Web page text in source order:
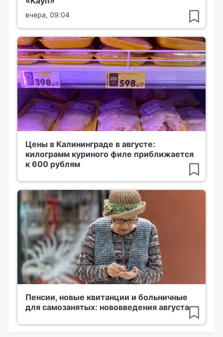
вчера, 09:04
Цены в Калининграде в августе:
килограмм куриного филе приближается
к 600 рублям
Пенсии, новые квитанции и больничные
для самозанятых: нововведения августа